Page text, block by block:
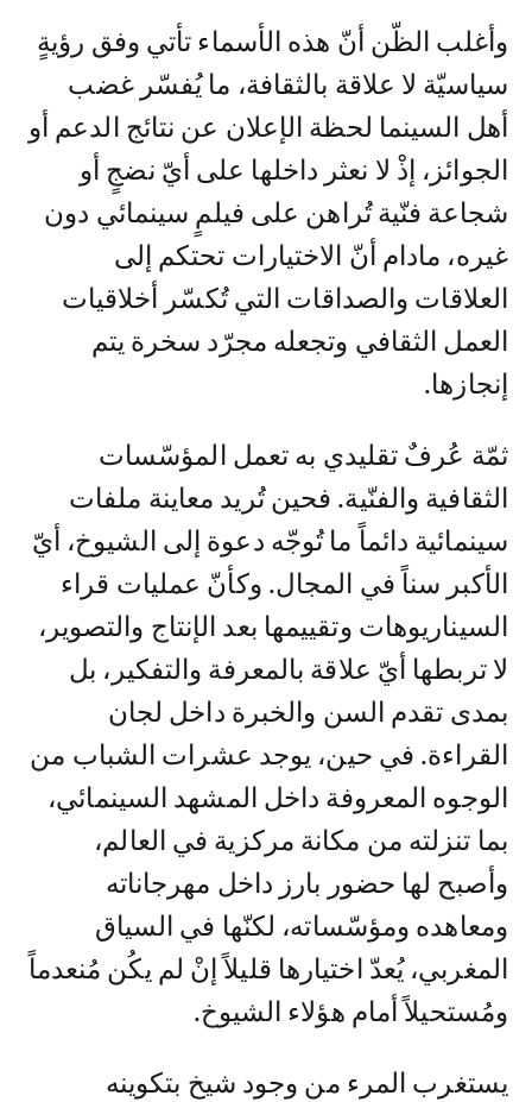
وأغلب الظّن أنّ هذه الأسماء تأتي وفق رؤيةٍ
سياسيّة لا علاقة بالثقافة، ما يُفسّر غضب
أهل السينما لحظة الإعلان عن نتائج الدعم أو
الجوائز، إذْ لا نعثر داخلها على أيّ نضجٍ أو
شجاعة فنّية تُراهن على فيلمٍ سينمائي دون
غيره، مادام أنّ الاختيارات تحتكم إلى
العلاقات والصداقات التي تُكسّر أخلاقيات
العمل الثقافي وتجعله مجرّد سخرة يتم
إنجازها.
ثمّة عُرفٌ تقليدي به تعمل المؤسّسات
الثقافية والفنّية. فحين تُريد معاينة ملفات
سينمائية دائماً ما تُوجّه دعوة إلى الشيوخ، أيّ
الأكبر سناً في المجال. وكأنّ عمليات قراء
السيناريوهات وتقييمها بعد الإنتاج والتصوير،
لا تربطها أيّ علاقة بالمعرفة والتفكير، بل
بمدى تقدم السن والخبرة داخل لجان
القراءة. في حين، يوجد عشرات الشباب من
الوجوه المعروفة داخل المشهد السينمائي،
بما تنزلته من مكانة مركزية في العالم،
وأصبح لها حضور بارز داخل مهرجاناته
ومعاهده ومؤسّساته، لكنّها في السياق
المغربي، يُعدّ اختيارها قليلاً إنْ لم يكُن مُنعدماً
ومُستحيلاً أمام هؤلاء الشيوخ.
يستغرب المرء من وجود شيخ بتكوينه